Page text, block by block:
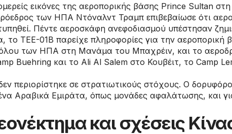
εικόνες της αεροπορικής βάσης Prince Sultan στη
των ΗΠΑ Ντόναλντ Τραμπ επιβεβαίωσε ότι
Πέντε αεροσκάφη ανεφοδιασμού υπέστησαν
το TEE-01B παρείχε πληροφορίες για την αεροπορική
των ΗΠΑ στη Μανάμα του Μπαχρέιν, και το
Buehring και το Ali Al Salem στο Κουβέιτ, το Camp
περιορίστηκε σε στρατιωτικούς στόχους. Ο
Αραβικά Εμιράτα, όπως μονάδες αφαλάτωσης, και
και σχέσεις